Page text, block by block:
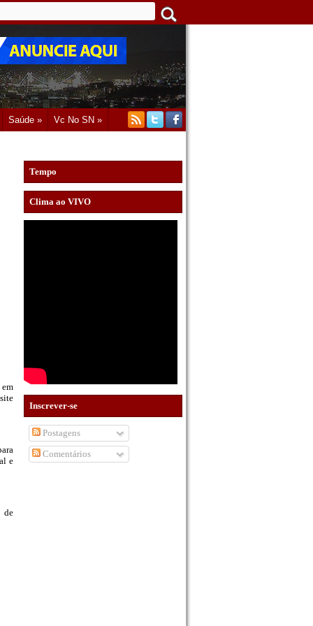
Saúde » Vc No SN »
e
de
Tempo
Clima ao VIVO
Inscrever-se
Postagens
Comentários